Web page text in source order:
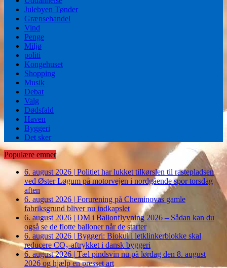
Julebyen Tønder
Grænsehandel
Vind
Penge
Miljø
politi
Kongehuset
Shopping
Musik
Debat
Valg
Dødsfald
Haven
Byggeri
Det sker
Populære emner
6. august 2026 | Politiet har lukket tilkørslen til rastepladsen
ved Øster Løgum på motorvejen i nordgående spor torsdag
aften
6. august 2026 | Forurening på Cheminovas gamle
fabriksgrund bliver nu indkapslet
6. august 2026 | DM i Ballonflyvning 2026 – Sådan kan du
også se de flotte balloner når de starter
6. august 2026 | Byggeri: Biokul i letklinkerblokke skal
reducere CO₂-aftrykket i dansk byggeri
6. august 2026 | Tæl pindsvin nu på lørdag den 8. august
2026 og hjælp en presset art